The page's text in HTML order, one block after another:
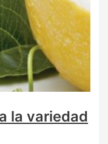
la variedad